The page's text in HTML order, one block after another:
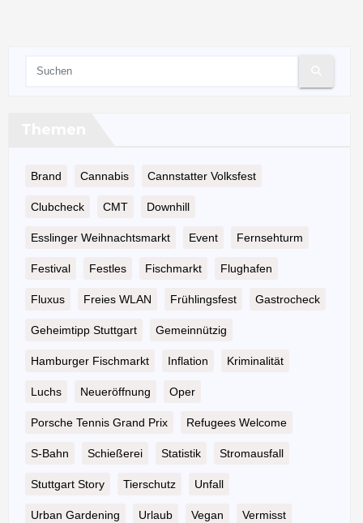
Brand Cannabis Cannstatter Volksfest
Clubcheck CMT Downhill
Esslinger Weihnachtsmarkt Event Fernsehturm
Festival Festles Fischmarkt Flughafen
Fluxus Freies WLAN Frühlingsfest Gastrocheck
Geheimtipp Stuttgart Gemeinnützig
Hamburger Fischmarkt Inflation Kriminalität
Luchs Neueröffnung Oper
Porsche Tennis Grand Prix Refugees Welcome
S-Bahn Schießerei Statistik Stromausfall
Stuttgart Story Tierschutz Unfall
Urban Gardening Urlaub Vegan Vermisst